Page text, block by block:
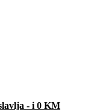
- i 0 KM